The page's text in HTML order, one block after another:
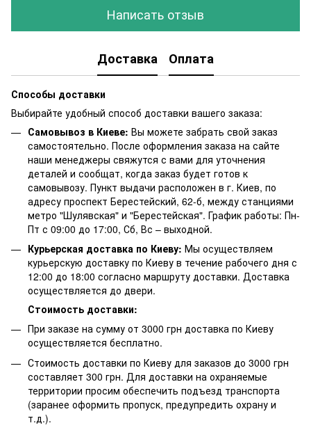
Написать отзыв
Доставка Оплата
Способы доставки
Выбирайте удобный способ доставки вашего заказа:
Самовывоз в Киеве: Вы можете забрать свой заказ
самостоятельно. После оформления заказа на сайте
наши менеджеры свяжутся с вами для уточнения
деталей и сообщат, когда заказ будет готов к
самовывозу. Пункт выдачи расположен в г. Киев, по
адресу проспект Берестейский, 62-б, между станциями
метро "Шулявская" и "Берестейская". График работы: Пн-
Пт с 09:00 до 17:00, Сб, Вс – выходной.
Курьерская доставка по Киеву: Мы осуществляем
курьерскую доставку по Киеву в течение рабочего дня с
12:00 до 18:00 согласно маршруту доставки. Доставка
осуществляется до двери.
Стоимость доставки:
При заказе на сумму от 3000 грн доставка по Киеву
осуществляется бесплатно.
Стоимость доставки по Киеву для заказов до 3000 грн
составляет 300 грн. Для доставки на охраняемые
территории просим обеспечить подъезд транспорта
(заранее оформить пропуск, предупредить охрану и
т.д.).